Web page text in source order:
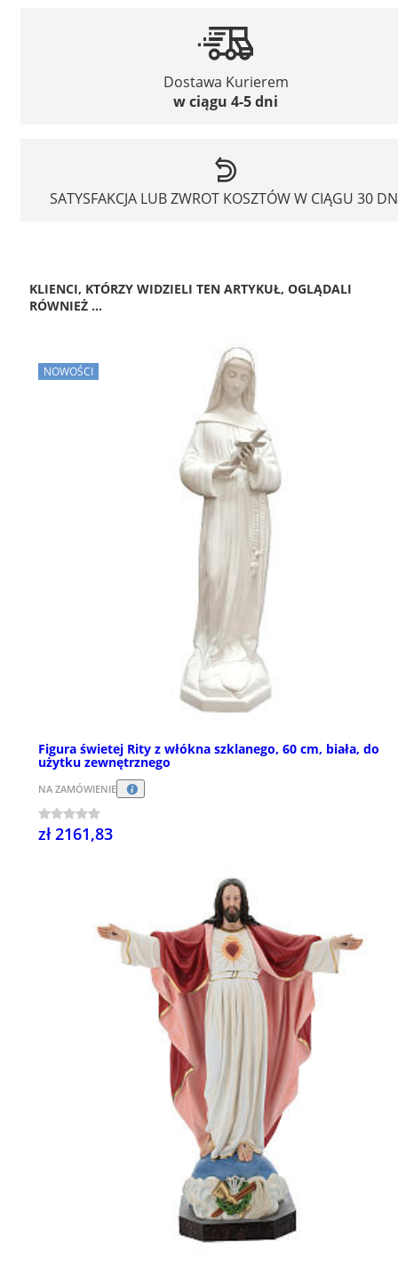
Dostawa Kurierem
w ciągu 4-5 dni
SATYSFAKCJA LUB ZWROT KOSZTÓW W CIĄGU 30
KLIENCI, KTÓRZY WIDZIELI TEN ARTYKUŁ, OGLĄDALI
RÓWNIEŻ ...
NOWOŚCI
Figura świetej Rity z włókna szklanego, 60 cm, biała, do
użytku zewnętrznego
NA ZAMÓWIENIE
zł 2161,83